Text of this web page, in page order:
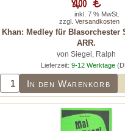
Medley für Blasorchester
ARR.
von Siegel, Ralph
Lieferzeit: 9-12 Werktage
In den Warenkorb
inkl. 7 % MwSt.
zzgl. Versandkosten